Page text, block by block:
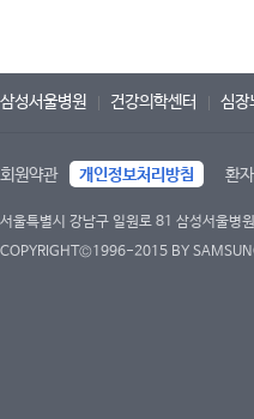
삼성서울병원 건강의학센터 심장
회원약관 개인정보처리방침 환
서울특별시 강남구 일원로 81 삼성서울
COPYRIGHT©1996-2015 BY